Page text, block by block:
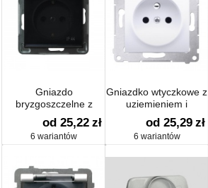
Gniazdo
bryzgoszczelne z
uziemieniem schuko
IP-44
od 25,22 zł
6 wariantów
Gniazdko wtyczkowe z
uziemieniem i
przesłonami (moduł)
16 A
od 25,29 zł
6 wariantów